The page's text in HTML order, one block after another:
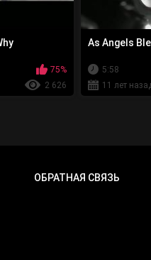
75%
2 626
As Angels
5:58
11 лет
ОБРАТНАЯ СВЯЗЬ